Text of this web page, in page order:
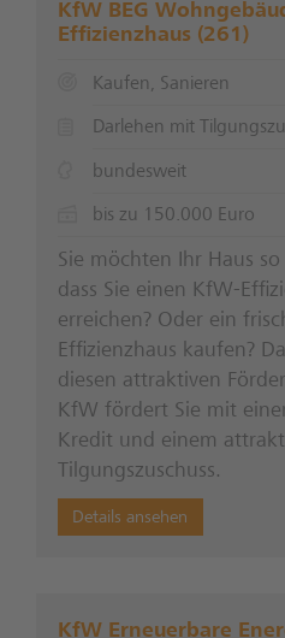
KfW BEG
Effizienzhaus (261)
Kaufen, Sanieren
Darlehen mit
bundesweit
bis zu 150.000 Euro
Sie möchten Ihr Haus
dass Sie einen KfW-
erreichen? Oder ein
Effizienzhaus kaufen?
diesen attraktiven
KfW fördert Sie mit
Kredit und einem
Tilgungszuschuss.
Details ansehen
KfW Erneuerbare